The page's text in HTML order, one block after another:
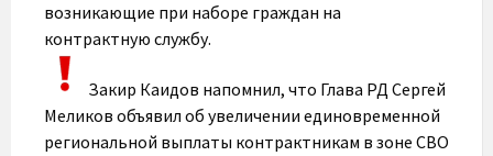
возникающие при наборе граждан на
контрактную службу.
Закир Каидов напомнил, что Глава РД Сергей
Меликов объявил об увеличении единовременной
региональной выплаты контрактникам в зоне СВО